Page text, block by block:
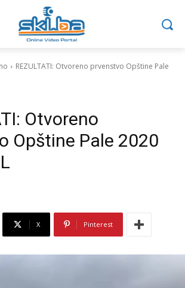
REZULTATI: Otvoreno prvenstvo Opštine Pale
Otvoreno
Opštine Pale 2020
X Pinterest